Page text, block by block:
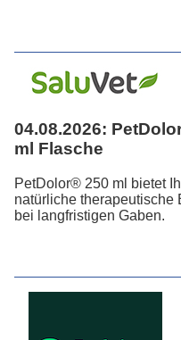
04.08.2026:
ml Flasche
PetDolor® 250 ml bietet
natürliche therapeutische
bei langfristigen Gaben.